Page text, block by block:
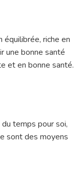
riche en
une bonne santé
et en bonne santé.
temps pour soi,
sont des moyens